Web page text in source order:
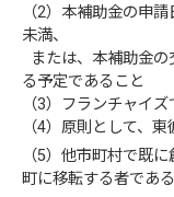
（2）本補助金の申
未満、
または、本補助金
る予定であること
（3）フランチャイ
（4）原則として、
（5）他市町村で既
町に移転する者であ